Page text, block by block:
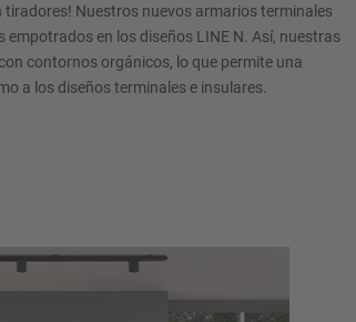
tiradores! Nuestros nuevos armarios terminales
en los diseños LINE N. Así, nuestras
contornos orgánicos, lo que permite una
a los diseños terminales e insulares.